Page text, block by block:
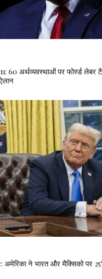
60 अर्थव्यवस्थाओं पर फोर्स्ड लेबर
ने भारत और मैक्सिको पर